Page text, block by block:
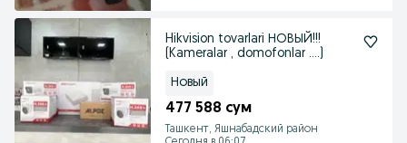
Hikvision tovarlari НОВЫЙ!!!
(Kameralar , domofonlar ….)
Новый
477 588 сум
Ташкент, Яшнабадский район